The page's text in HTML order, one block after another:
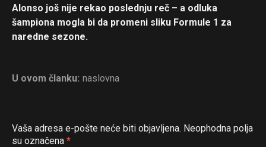
Alonso još nije rekao poslednju reč – a odluka
šampiona mogla bi da promeni sliku Formule 1 za
naredne sezone.
U ovom članku: naslovna
Vaša adresa e-pošte neće biti objavljena. Neophodna polja
su označena *